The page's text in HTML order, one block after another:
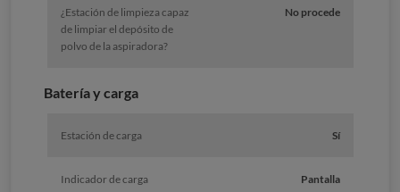
¿Estación de limpieza capaz
de limpiar el depósito de
polvo de la aspiradora?
No procede
Batería y carga
Estación de carga Sí
Indicador de carga Pantalla